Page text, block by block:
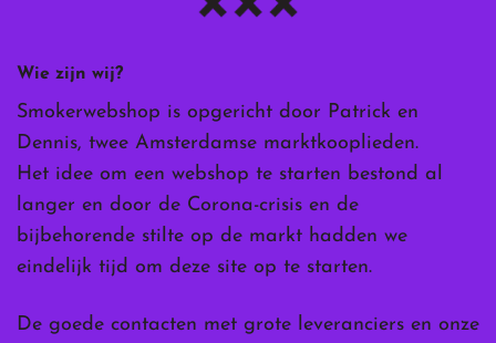
Wie zijn wij?
Smokerwebshop is opgericht door Patrick en
Dennis, twee Amsterdamse marktkooplieden.
Het idee om een webshop te starten bestond al
langer en door de Corona-crisis en de
bijbehorende stilte op de markt hadden we
eindelijk tijd om deze site op te starten.
De goede contacten met grote leveranciers en onze